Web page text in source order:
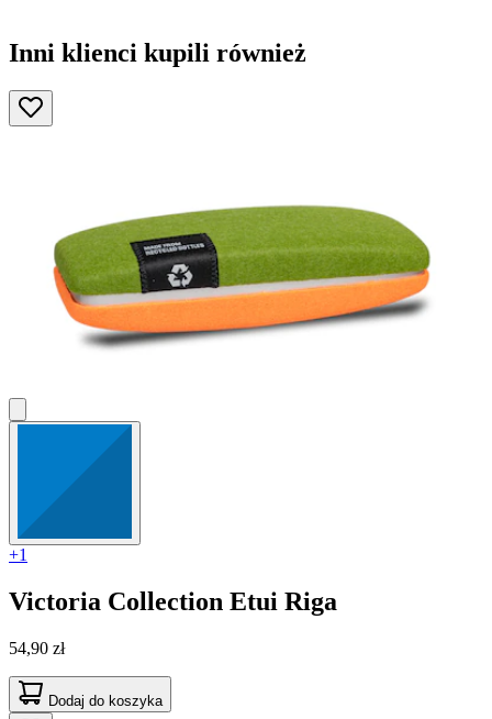
Inni klienci kupili również
+1
Victoria Collection Etui Riga
54,90 zł
Dodaj do koszyka